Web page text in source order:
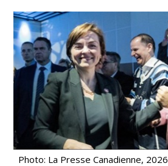
Photo: La Presse Canadienne, 2026